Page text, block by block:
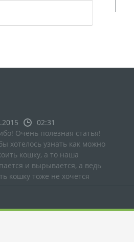
02:31
Очень полезная статья!
хотелось узнать как можно
кошку, а то наша
и вырывается, а ведь
кошку тоже не хочется